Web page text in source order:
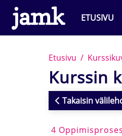
Siirry pääsisältöön
ETUSIVU
Etusivu
Kurssin
Takaisin
4